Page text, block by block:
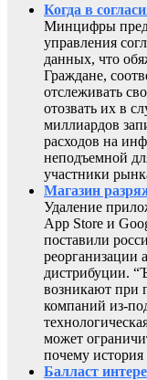
Когда в
Минцифры
управления
данных, что
Граждане,
отслеживать
отозвать их в
миллиардов
расходов на
неподъемной
участники
Магазин
Удаление
App Store и
поставили
реорганизации
дистрибуции.
возникают при
компаний из-
может
почему
Балласт